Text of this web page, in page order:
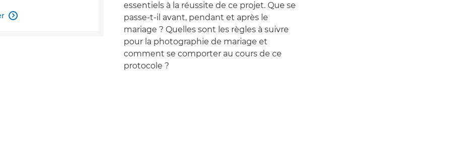
essentiels à la réussite de ce projet. Que se
passe-t-il avant, pendant et après le
mariage ? Quelles sont les règles à suivre
pour la photographie de mariage et
comment se comporter au cours de ce
protocole ?
